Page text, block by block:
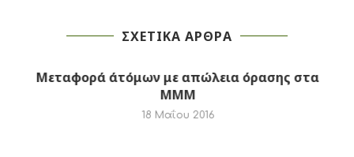
ΣΧΕΤΙΚΑ ΑΡΘΡΑ
Μεταφορά άτόμων με απώλεια όρασης στα
ΜΜΜ
18 Μαΐου 2016